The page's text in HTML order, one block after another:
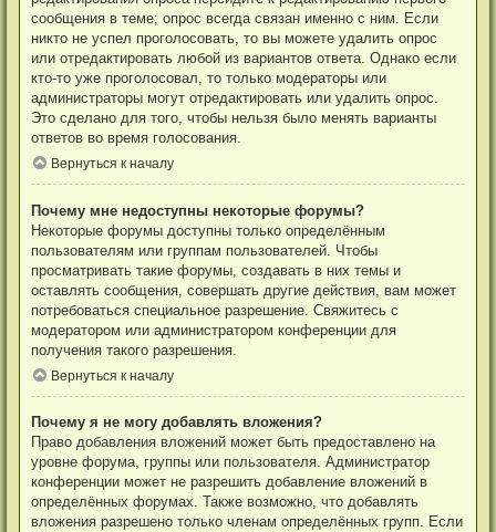
сообщения в теме; опрос всегда связан именно с ним. Если
никто не успел проголосовать, то вы можете удалить опрос
или отредактировать любой из вариантов ответа. Однако если
кто-то уже проголосовал, то только модераторы или
администраторы могут отредактировать или удалить опрос.
Это сделано для того, чтобы нельзя было менять варианты
ответов во время голосования.
Вернуться к началу
Почему мне недоступны некоторые форумы?
Некоторые форумы доступны только определённым
пользователям или группам пользователей. Чтобы
просматривать такие форумы, создавать в них темы и
оставлять сообщения, совершать другие действия, вам может
потребоваться специальное разрешение. Свяжитесь с
модератором или администратором конференции для
получения такого разрешения.
Вернуться к началу
Почему я не могу добавлять вложения?
Право добавления вложений может быть предоставлено на
уровне форума, группы или пользователя. Администратор
конференции может не разрешить добавление вложений в
определённых форумах. Также возможно, что добавлять
вложения разрешено только членам определённых групп. Если